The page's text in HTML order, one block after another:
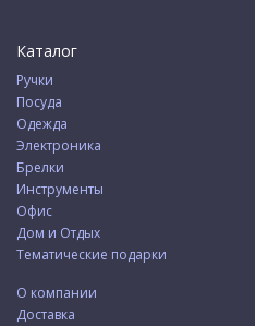
Каталог
Ручки
Посуда
Одежда
Электроника
Брелки
Инструменты
Офис
Дом и Отдых
Тематические подарки
О компании
Доставка